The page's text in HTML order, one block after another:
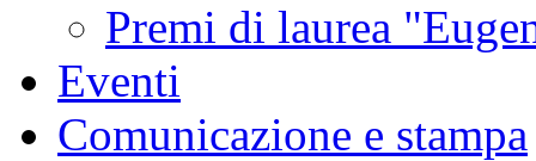
Premi di laurea
Eventi
Comunicazione e stampa